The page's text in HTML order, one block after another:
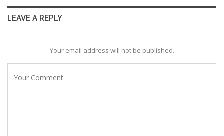
LEAVE A REPLY
Your email address will not be published.